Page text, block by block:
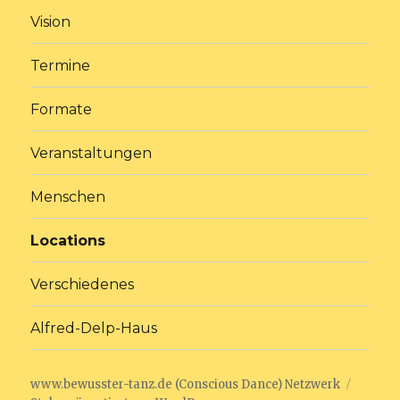
Vision
Termine
Formate
Veranstaltungen
Menschen
Locations
Verschiedenes
Alfred-Delp-Haus
www.bewusster-tanz.de (Conscious Dance) Netzwerk